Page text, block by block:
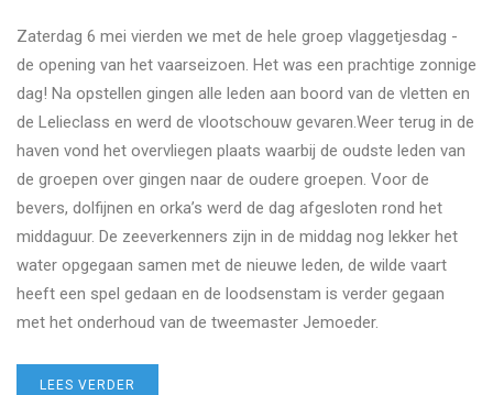
Zaterdag 6 mei vierden we met de hele groep vlaggetjesdag -
de opening van het vaarseizoen. Het was een prachtige zonnige
dag! Na opstellen gingen alle leden aan boord van de vletten en
de Lelieclass en werd de vlootschouw gevaren.Weer terug in de
haven vond het overvliegen plaats waarbij de oudste leden van
de groepen over gingen naar de oudere groepen. Voor de
bevers, dolfijnen en orka’s werd de dag afgesloten rond het
middaguur. De zeeverkenners zijn in de middag nog lekker het
water opgegaan samen met de nieuwe leden, de wilde vaart
heeft een spel gedaan en de loodsenstam is verder gegaan
met het onderhoud van de tweemaster Jemoeder.
LEES VERDER